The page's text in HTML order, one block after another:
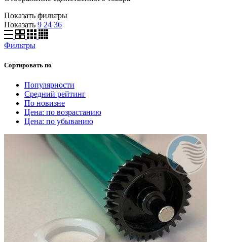
Показать фильтры
Показать 9 24 36
Фильтры
Сортировать по
Популярности
Средний рейтинг
По новизне
Цена: по возрастанию
Цена: по убыванию